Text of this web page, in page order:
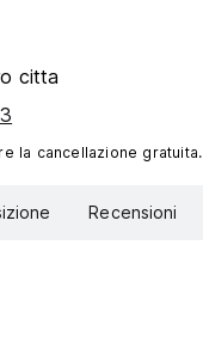
citta
la cancellazione gratuita.
Recensioni